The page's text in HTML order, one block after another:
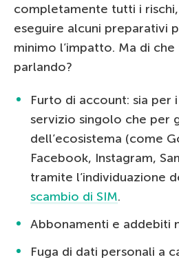
completamente tutti i
eseguire alcuni preparativi
minimo l’impatto. Ma di
parlando?
Furto di account: sia per
servizio singolo che per
dell’ecosistema (come
Facebook, Instagram,
tramite l’individuazione
scambio di SIM.
Abbonamenti e addebiti
Fuga di dati personali a